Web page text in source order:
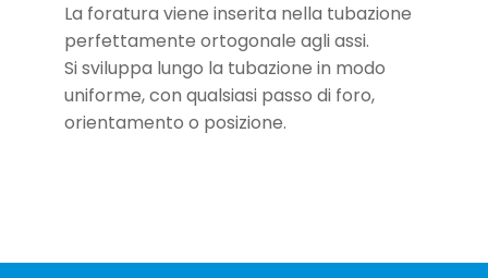
La foratura viene inserita nella tubazione
perfettamente ortogonale agli assi.
Si sviluppa lungo la tubazione in modo
uniforme, con qualsiasi passo di foro,
orientamento o posizione.